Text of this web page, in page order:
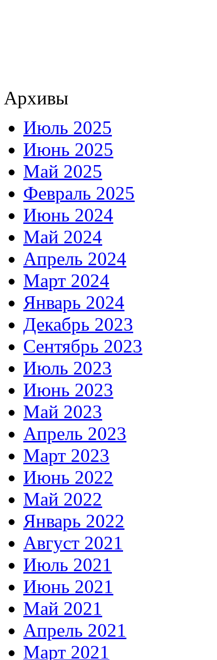
Архивы
Июль 2025
Июнь 2025
Май 2025
Февраль 2025
Июнь 2024
Май 2024
Апрель 2024
Март 2024
Январь 2024
Декабрь 2023
Сентябрь 2023
Июль 2023
Июнь 2023
Май 2023
Апрель 2023
Март 2023
Июнь 2022
Май 2022
Январь 2022
Август 2021
Июль 2021
Июнь 2021
Май 2021
Апрель 2021
Март 2021